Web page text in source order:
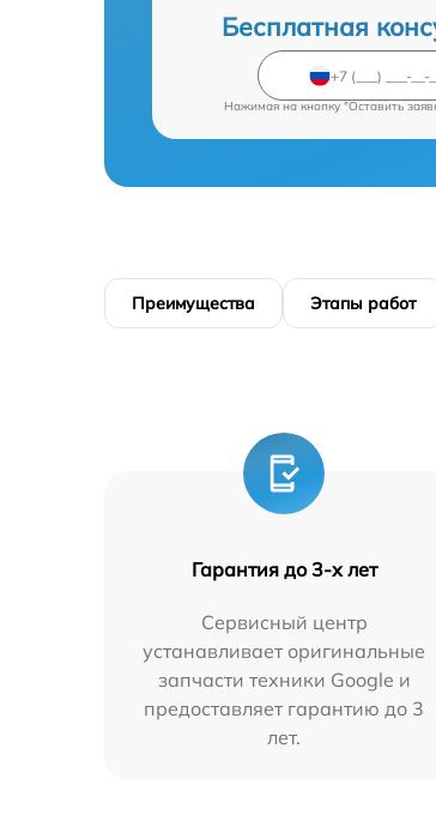
Бесплатная
Нажимая на кнопку "Оставить
Преимущества Этапы работ
Гарантия до 3-х лет
Сервисный центр
устанавливает оригинальные
запчасти техники Google и
предоставляет гарантию до 3
лет.